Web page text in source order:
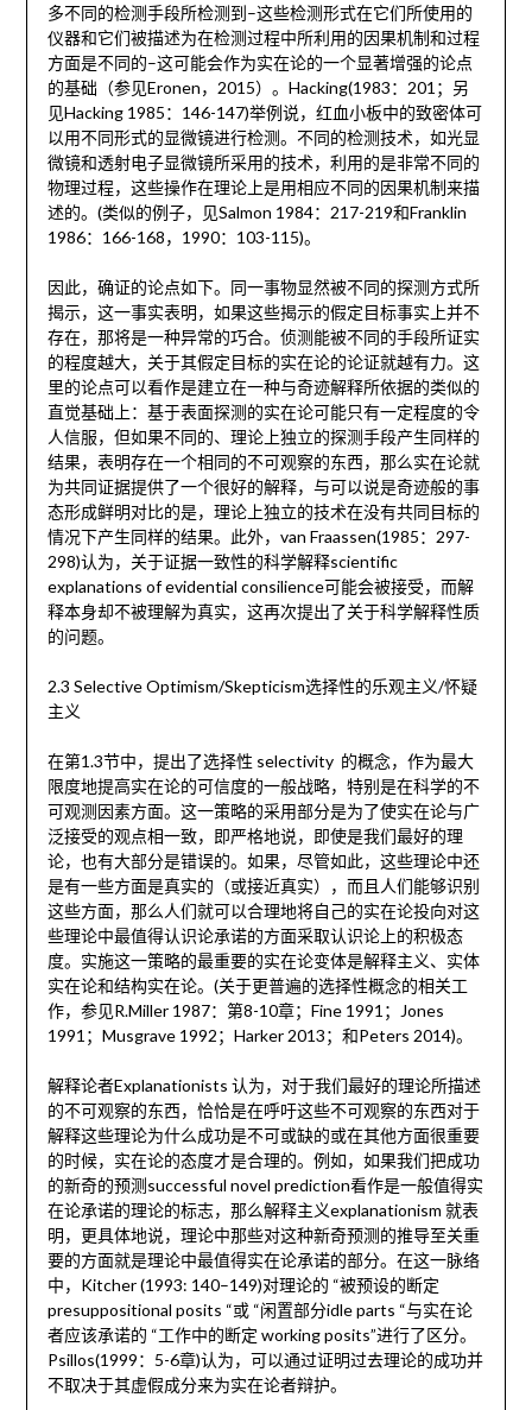
多不同的检测手段所检测到–这些检测形式在它们所使用的
仪器和它们被描述为在检测过程中所利用的因果机制和过程
方面是不同的–这可能会作为实在论的一个显著增强的论点
的基础（参见Eronen，2015）。Hacking(1983：201；另
见Hacking 1985：146-147)举例说，红血小板中的致密体可
以用不同形式的显微镜进行检测。不同的检测技术，如光显
微镜和透射电子显微镜所采用的技术，利用的是非常不同的
物理过程，这些操作在理论上是用相应不同的因果机制来描
述的。(类似的例子，见Salmon 1984：217-219和Franklin
1986：166-168，1990：103-115)。
因此，确证的论点如下。同一事物显然被不同的探测方式所
揭示，这一事实表明，如果这些揭示的假定目标事实上并不
存在，那将是一种异常的巧合。侦测能被不同的手段所证实
的程度越大，关于其假定目标的实在论的论证就越有力。这
里的论点可以看作是建立在一种与奇迹解释所依据的类似的
直觉基础上：基于表面探测的实在论可能只有一定程度的令
人信服，但如果不同的、理论上独立的探测手段产生同样的
结果，表明存在一个相同的不可观察的东西，那么实在论就
为共同证据提供了一个很好的解释，与可以说是奇迹般的事
态形成鲜明对比的是，理论上独立的技术在没有共同目标的
情况下产生同样的结果。此外，van Fraassen(1985：297-
298)认为，关于证据一致性的科学解释scientific
explanations of evidential consilience可能会被接受，而解
释本身却不被理解为真实，这再次提出了关于科学解释性质
的问题。
2.3 Selective Optimism/Skepticism选择性的乐观主义/怀疑
主义
在第1.3节中，提出了选择性 selectivity 的概念，作为最大
限度地提高实在论的可信度的一般战略，特别是在科学的不
可观测因素方面。这一策略的采用部分是为了使实在论与广
泛接受的观点相一致，即严格地说，即使是我们最好的理
论，也有大部分是错误的。如果，尽管如此，这些理论中还
是有一些方面是真实的（或接近真实），而且人们能够识别
这些方面，那么人们就可以合理地将自己的实在论投向对这
些理论中最值得认识论承诺的方面采取认识论上的积极态
度。实施这一策略的最重要的实在论变体是解释主义、实体
实在论和结构实在论。(关于更普遍的选择性概念的相关工
作，参见R.Miller 1987：第8-10章；Fine 1991；Jones
1991；Musgrave 1992；Harker 2013；和Peters 2014)。
解释论者Explanationists 认为，对于我们最好的理论所描述
的不可观察的东西，恰恰是在呼吁这些不可观察的东西对于
解释这些理论为什么成功是不可或缺的或在其他方面很重要
的时候，实在论的态度才是合理的。例如，如果我们把成功
的新奇的预测successful novel prediction看作是一般值得实
在论承诺的理论的标志，那么解释主义explanationism 就表
明，更具体地说，理论中那些对这种新奇预测的推导至关重
要的方面就是理论中最值得实在论承诺的部分。在这一脉络
中，Kitcher (1993: 140–149)对理论的 “被预设的断定
presuppositional posits “或 “闲置部分idle parts “与实在论
者应该承诺的 “工作中的断定 working posits”进行了区分。
Psillos(1999：5-6章)认为，可以通过证明过去理论的成功并
不取决于其虚假成分来为实在论者辩护。